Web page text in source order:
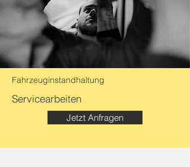
Fahrzeuginstandhaltung
Servicearbeiten
Jetzt Anfragen